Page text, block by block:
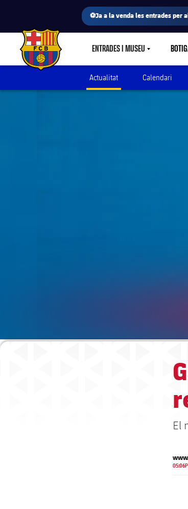
⚽Ja a la venda les entrades per
FC Barcelona club badge ENTRADES I MUSEU
Actualitat Calendari
El